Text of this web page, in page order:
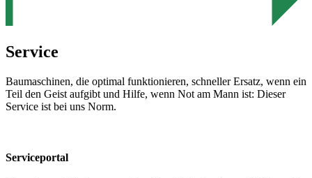
Service
Baumaschinen, die optimal funktionieren, schneller Ersatz, wenn ein
Teil den Geist aufgibt und Hilfe, wenn Not am Mann ist: Dieser
Service ist bei uns Norm.
Serviceportal